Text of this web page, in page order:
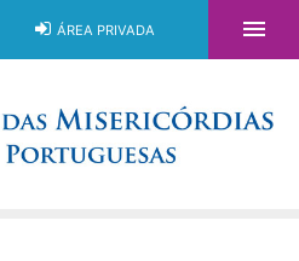
ÁREA PRIVADA 